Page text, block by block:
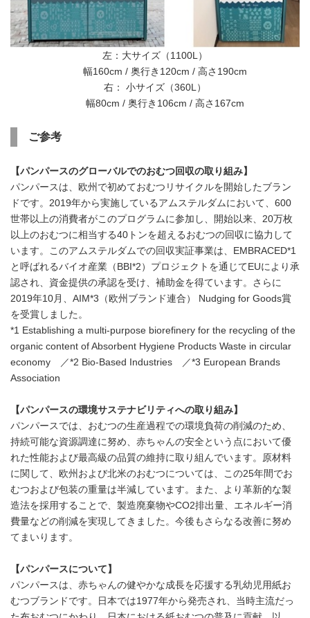
左：大サイズ（1100L）
幅160cm / 奥行き120cm / 高さ190cm
右： 小サイズ（360L）
幅80cm / 奥行き106cm / 高さ167cm
ご参考
【パンパースのグローバルでのおむつ回収の取り組み】
パンパースは、欧州で初めておむつリサイクルを開始したブラン
ドです。2019年から実施しているアムステルダムにおいて、600
世帯以上の消費者がこのプログラムに参加し、開始以来、20万枚
以上のおむつに相当する40トンを超えるおむつの回収に協力して
います。このアムステルダムでの回収実証事業は、EMBRACED*1
と呼ばれるバイオ産業（BBI*2）プロジェクトを通じてEUにより承
認され、資金提供の承認を受け、補助金を得ています。さらに
2019年10月、AIM*3（欧州ブランド連合） Nudging for Goods賞
を受賞しました。
*1 Establishing a multi-purpose biorefinery for the recycling of the
organic content of Absorbent Hygiene Products Waste in circular
economy ／*2 Bio-Based Industries ／*3 European Brands
Association
【パンパースの環境サステナビリティへの取り組み】
パンパースでは、おむつの生産過程での環境負荷の削減のため、
持続可能な資源調達に努め、赤ちゃんの安全という点において優
れた性能および最高級の品質の維持に取り組んでいます。原材料
に関して、欧州および北米のおむつについては、この25年間でお
むつおよび包装の重量は半減しています。また、より革新的な製
造法を採用することで、製造廃棄物やCO2排出量、エネルギー消
費量などの削減を実現してきました。今後もさらなる改善に努め
てまいります。
【パンパースについて】
パンパースは、赤ちゃんの健やかな成長を応援する乳幼児用紙お
むつブランドです。日本では1977年から発売され、当時主流だっ